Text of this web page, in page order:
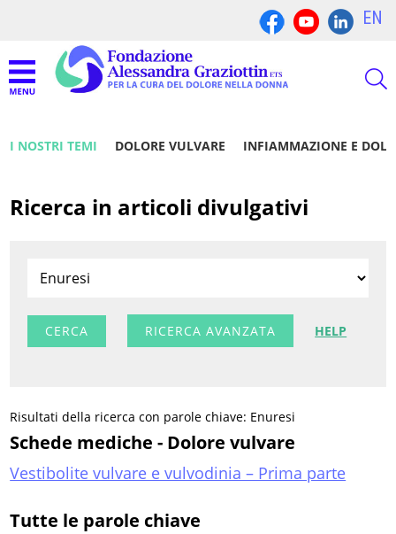
EN
I NOSTRI TEMI DOLORE VULVARE INFIAMMAZIONE E
Ricerca in articoli divulgativi
RICERCA AVANZATA HELP
Risultati della ricerca con parole chiave: Enuresi
Schede mediche - Dolore vulvare
Vestibolite vulvare e vulvodinia – Prima parte
Tutte le parole chiave